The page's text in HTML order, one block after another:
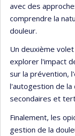
avec des
comprendre la
douleur.
Un deuxième
explorer l'impact
sur la prévention,
l'autogestion de la
secondaires et
Finalement, les
gestion de la